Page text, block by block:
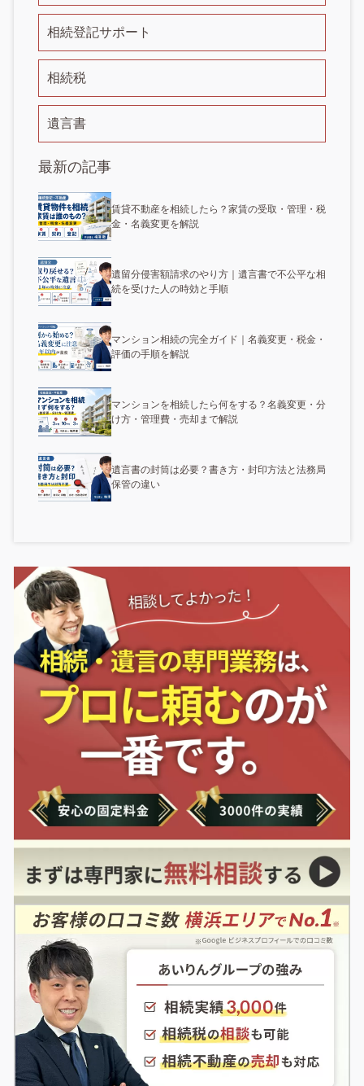
相続登記サポート
相続税
遺言書
最新の記事
賃貸不動産を相続したら？家賃の受取・管理・税
金・名義変更を解説
遺留分侵害額請求のやり方｜遺言書で不公平な相
続を受けた人の時効と手順
マンション相続の完全ガイド｜名義変更・税金・
評価の手順を解説
マンションを相続したら何をする？名義変更・分
け方・管理費・売却まで解説
遺言書の封筒は必要？書き方・封印方法と法務局
保管の違い